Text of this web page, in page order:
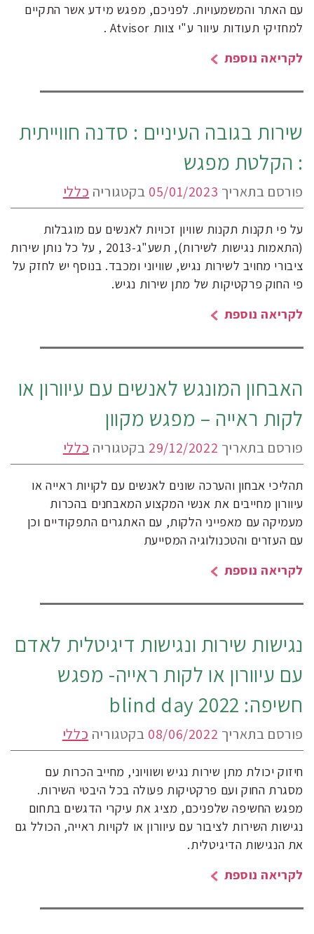
עם האתר והמשמעויות. לפניכם, מפגש מידע אשר התקיים
למחזיקי תעודות עיוור ע"י צוות Atvisor .
לקריאה נוספת
שירות בגובה העיניים : סדנה חווייתית
: הקלטת מפגש
פורסם בתאריך 05/01/2023 בקטגוריה כללי
על פי תקנות תקנות שוויון זכויות לאנשים עם מוגבלות
(התאמות נגישות לשירות), תשע"ג-2013 , על כל נותן שירות
ציבורי מחויב לשירות נגיש, שוויוני ומכבד. בנוסף יש לחזק על
פי החוק פרקטיקות של מתן שירות נגיש.
לקריאה נוספת
האבחון המונגש לאנשים עם עיוורון או
לקות ראייה – מפגש מקוון
פורסם בתאריך 29/12/2022 בקטגוריה כללי
תהליכי אבחון והערכה שונים לאנשים עם לקויות ראייה או
עיוורון מחייבים את אנשי המקצוע המאבחנים בהכרות
מעמיקה עם מאפייני הלקות, עם האתגרים התפקודיים וכן
עם העזרים והטכנולוגיה המסייעת
לקריאה נוספת
נגישות שירות ונגישות דיגיטלית לאדם
עם עיוורון או לקות ראייה- מפגש
חשיפה: blind day 2022
פורסם בתאריך 08/06/2022 בקטגוריה כללי
חיזוק יכולת מתן שירות נגיש ושוויוני, מחייב הכרות עם
מסגרת החוק ועם פרקטיקות פעולה בכל היבטי השירות.
מפגש החשיפה שלפניכם, מציג את עיקרי הדגשים בתחום
נגישות השירות לציבור עם עיוורון או לקויות ראייה, הכולל גם
את הנגישות הדיגיטלית.
לקריאה נוספת